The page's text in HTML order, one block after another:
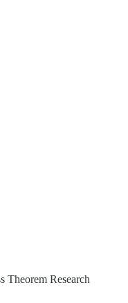
Research